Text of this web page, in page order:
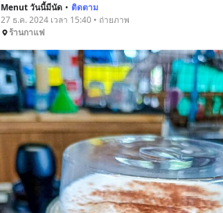
Menut วันนี้มีนัด • ติดตาม
27 ธ.ค. 2024 เวลา 15:40 • ถ่ายภาพ
ร้านกาแฟ